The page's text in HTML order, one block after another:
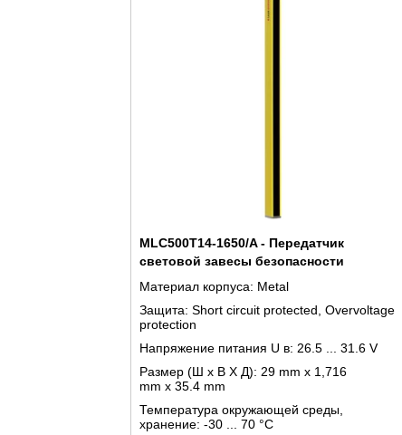
MLC500T14-1650/A - Передатчик
световой завесы безопасности
Материал корпуса: Metal
Защита: Short circuit protected, Overvoltage
protection
Напряжение питания U в: 26.5 ... 31.6 V
Размер (Ш x В X Д): 29 mm x 1,716
mm x 35.4 mm
Температура окружающей среды,
хранение: -30 ... 70 °C